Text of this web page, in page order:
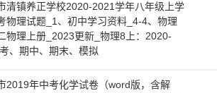
清镇养正学校2020-2021学年八年级上学
物理试题_1、初中学习资料_4-4、物理
物理上册_2023更新_物理8上：2020-
、期中、期末、模拟
2019年中考化学试卷（word版，含解